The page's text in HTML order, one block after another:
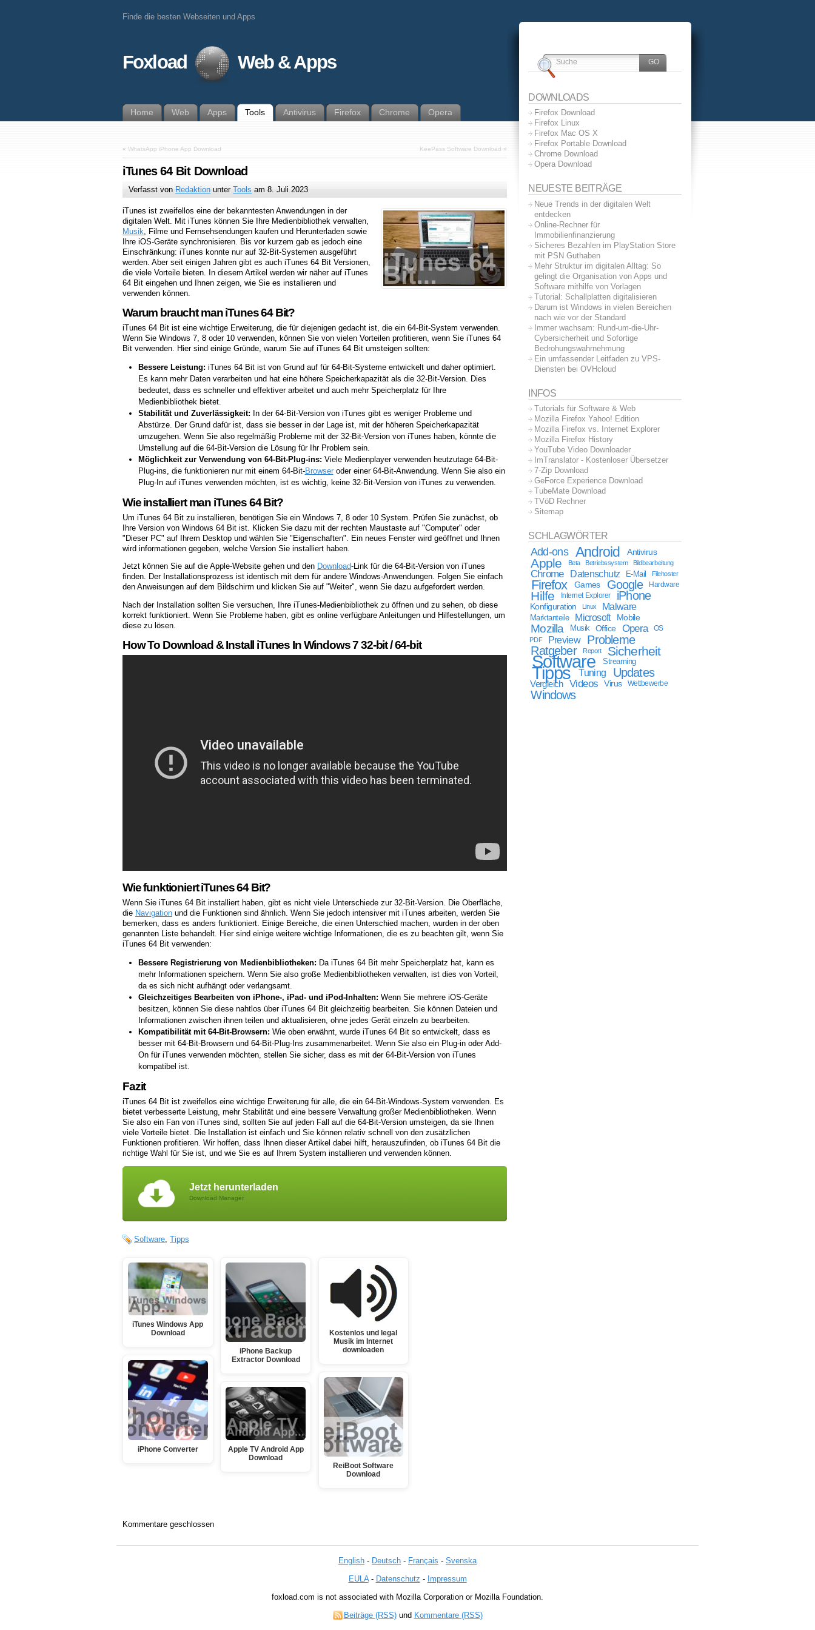
Finde die besten Webseiten und Apps
Foxload Web & Apps
Home Web Apps Tools Antivirus Firefox Chrome Opera
« WhatsApp iPhone App Download KeePass Software Download »
iTunes 64 Bit Download
Verfasst von Redaktion unterTools am8. Juli 2023
iTunes ist zweifellos eine der bekanntesten Anwendungen in der
digitalen Welt. Mit iTunes können Sie Ihre Medienbibliothek verwalten,
Musik, Filme und Fernsehsendungen kaufen und Herunterladen sowie
Ihre iOS-Geräte synchronisieren. Bis vor kurzem gab es jedoch eine
Einschränkung: iTunes konnte nur auf 32-Bit-Systemen ausgeführt
werden. Aber seit einigen Jahren gibt es auch iTunes 64 Bit Versionen,
die viele Vorteile bieten. In diesem Artikel werden wir näher auf iTunes
64 Bit eingehen und Ihnen zeigen, wie Sie es installieren und
verwenden können.
Warum braucht man iTunes 64 Bit?
iTunes 64 Bit ist eine wichtige Erweiterung, die für diejenigen gedacht ist, die ein 64-Bit-System verwenden.
Wenn Sie Windows 7, 8 oder 10 verwenden, können Sie von vielen Vorteilen profitieren, wenn Sie iTunes 64
Bit verwenden. Hier sind einige Gründe, warum Sie auf iTunes 64 Bit umsteigen sollten:
Bessere Leistung: iTunes 64 Bit ist von Grund auf für 64-Bit-Systeme entwickelt und daher optimiert.
Es kann mehr Daten verarbeiten und hat eine höhere Speicherkapazität als die 32-Bit-Version. Dies
bedeutet, dass es schneller und effektiver arbeitet und auch mehr Speicherplatz für Ihre
Medienbibliothek bietet.
Stabilität und Zuverlässigkeit: In der 64-Bit-Version von iTunes gibt es weniger Probleme und
Abstürze. Der Grund dafür ist, dass sie besser in der Lage ist, mit der höheren Speicherkapazität
umzugehen. Wenn Sie also regelmäßig Probleme mit der 32-Bit-Version von iTunes haben, könnte die
Umstellung auf die 64-Bit-Version die Lösung für Ihr Problem sein.
Möglichkeit zur Verwendung von 64-Bit-Plug-ins: Viele Medienplayer verwenden heutzutage 64-Bit-
Plug-ins, die funktionieren nur mit einem 64-Bit-Browseroder einer 64-Bit-Anwendung. Wenn Sie also ein
Plug-In auf iTunes verwenden möchten, ist es wichtig, keine 32-Bit-Version von iTunes zu verwenden.
Wie installiert man iTunes 64 Bit?
Um iTunes 64 Bit zu installieren, benötigen Sie ein Windows 7, 8 oder 10 System. Prüfen Sie zunächst, ob
Ihre Version von Windows 64 Bit ist. Klicken Sie dazu mit der rechten Maustaste auf "Computer" oder
"Dieser PC" auf Ihrem Desktop und wählen Sie "Eigenschaften". Ein neues Fenster wird geöffnet und Ihnen
wird informationen gegeben, welche Version Sie installiert haben.
Jetzt können Sie auf die Apple-Website gehen und den Download-Link für die 64-Bit-Version von iTunes
finden. Der Installationsprozess ist identisch mit dem für andere Windows-Anwendungen. Folgen Sie einfach
den Anweisungen auf dem Bildschirm und klicken Sie auf "Weiter", wenn Sie dazu aufgefordert werden.
Nach der Installation sollten Sie versuchen, Ihre iTunes-Medienbibliothek zu öffnen und zu sehen, ob diese
korrekt funktioniert. Wenn Sie Probleme haben, gibt es online verfügbare Anleitungen und Hilfestellungen, um
diese zu lösen.
How To Download & Install iTunes In Windows 7 32-bit / 64-bit
Wie funktioniert iTunes 64 Bit?
Wenn Sie iTunes 64 Bit installiert haben, gibt es nicht viele Unterschiede zur 32-Bit-Version. Die Oberfläche,
die Navigation und die Funktionen sind ähnlich. Wenn Sie jedoch intensiver mit iTunes arbeiten, werden Sie
bemerken, dass es anders funktioniert. Einige Bereiche, die einen Unterschied machen, wurden in der oben
genannten Liste behandelt. Hier sind einige weitere wichtige Informationen, die es zu beachten gilt, wenn Sie
iTunes 64 Bit verwenden:
Bessere Registrierung von Medienbibliotheken: Da iTunes 64 Bit mehr Speicherplatz hat, kann es
mehr Informationen speichern. Wenn Sie also große Medienbibliotheken verwalten, ist dies von Vorteil,
da es sich nicht aufhängt oder verlangsamt.
Gleichzeitiges Bearbeiten von iPhone-, iPad- und iPod-Inhalten: Wenn Sie mehrere iOS-Geräte
besitzen, können Sie diese nahtlos über iTunes 64 Bit gleichzeitig bearbeiten. Sie können Dateien und
Informationen zwischen ihnen teilen und aktualisieren, ohne jedes Gerät einzeln zu bearbeiten.
Kompatibilität mit 64-Bit-Browsern: Wie oben erwähnt, wurde iTunes 64 Bit so entwickelt, dass es
besser mit 64-Bit-Browsern und 64-Bit-Plug-Ins zusammenarbeitet. Wenn Sie also ein Plug-in oder Add-
On für iTunes verwenden möchten, stellen Sie sicher, dass es mit der 64-Bit-Version von iTunes
kompatibel ist.
Fazit
iTunes 64 Bit ist zweifellos eine wichtige Erweiterung für alle, die ein 64-Bit-Windows-System verwenden. Es
bietet verbesserte Leistung, mehr Stabilität und eine bessere Verwaltung großer Medienbibliotheken. Wenn
Sie also ein Fan von iTunes sind, sollten Sie auf jeden Fall auf die 64-Bit-Version umsteigen, da sie Ihnen
viele Vorteile bietet. Die Installation ist einfach und Sie können relativ schnell von den zusätzlichen
Funktionen profitieren. Wir hoffen, dass Ihnen dieser Artikel dabei hilft, herauszufinden, ob iTunes 64 Bit die
richtige Wahl für Sie ist, und wie Sie es auf Ihrem System installieren und verwenden können.
Jetzt herunterladen
Download Manager
Software Tipps
iTunes Windows App
Download
iPhone Converter
iPhone Backup
Extractor Download
Apple TV Android App
Download
Kostenlos und legal
Musik im Internet
downloaden
ReiBoot Software
Download
Kommentare geschlossen
DOWNLOADS
Firefox Download
Firefox Linux
Firefox Mac OS X
Firefox Portable Download
Chrome Download
Opera Download
NEUESTE BEITRÄGE
Neue Trends in der digitalen Welt
entdecken
Online-Rechner für
Immobilienfinanzierung
Sicheres Bezahlen im PlayStation Store
mit PSN Guthaben
Mehr Struktur im digitalen Alltag: So
gelingt die Organisation von Apps und
Software mithilfe von Vorlagen
Tutorial: Schallplatten digitalisieren
Darum ist Windows in vielen Bereichen
nach wie vor der Standard
Immer wachsam: Rund-um-die-Uhr-
Cybersicherheit und Sofortige
Bedrohungswahrnehmung
Ein umfassender Leitfaden zu VPS-
Diensten bei OVHcloud
INFOS
Tutorials für Software & Web
Mozilla Firefox Yahoo! Edition
Mozilla Firefox vs. Internet Explorer
Mozilla Firefox History
YouTube Video Downloader
ImTranslator - Kostenloser Übersetzer
7-Zip Download
GeForce Experience Download
TubeMate Download
TVöD Rechner
Sitemap
SCHLAGWÖRTER
Add-ons Android Antivirus
Apple Beta Betriebssystem Bildbearbeitung
Chrome Datenschutz E-Mail Filehoster
Firefox Games Google Hardware
Hilfe Internet Explorer iPhone
Konfiguration Linux Malware
Marktanteile Microsoft Mobile
Mozilla Musik Office Opera
OS
PDF
Preview
Probleme
Ratgeber
Report Sicherheit
Software Streaming
Tipps Tuning Updates
Vergleich Videos Virus Wettbewerbe
Windows
English - Deutsch - Français - Svenska
EULA- Datenschutz - Impressum
foxload.com is not associated with Mozilla Corporation or Mozilla Foundation.
Beiträge (RSS)und Kommentare (RSS)